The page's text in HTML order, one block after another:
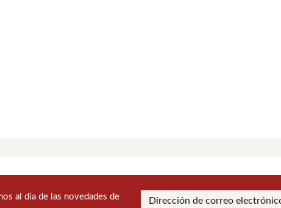
al día de las novedades de